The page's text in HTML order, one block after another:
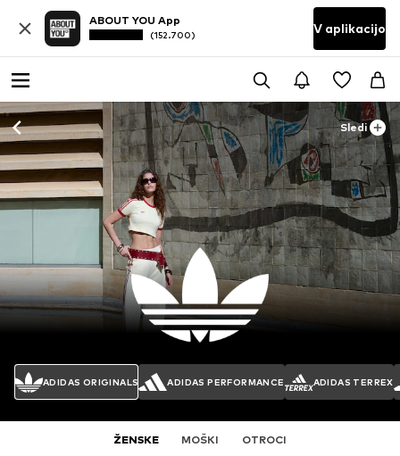
ABOUT YOU App
(152.700) V aplikacijo
Sledi
ADIDAS ORIGINALS ADIDAS PERFORMANCE ADIDAS TERREX
ŽENSKE MOŠKI OTROCI